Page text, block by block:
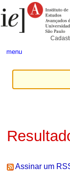
para
conteúdo.
Pessoais
menu
Assinar um